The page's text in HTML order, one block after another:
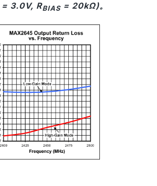
= 3.0V, RBIAS = 20kΩ)。